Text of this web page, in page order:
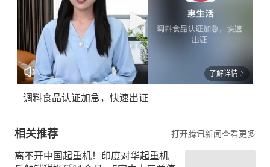
了解详情
调料食品认证加急，快速出证
相关推荐 打开腾讯新闻查看更多
离不开中国起重机！印度对华起重机